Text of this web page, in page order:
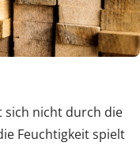
sich nicht durch die
Feuchtigkeit spielt